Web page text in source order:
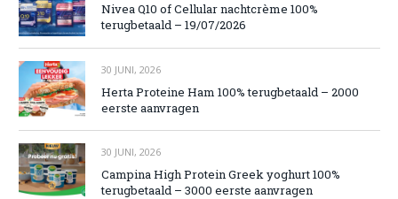
Nivea Q10 of Cellular nachtcrème 100%
terugbetaald – 19/07/2026
30 JUNI, 2026
Herta Proteine Ham 100% terugbetaald – 2000
eerste aanvragen
30 JUNI, 2026
Campina High Protein Greek yoghurt 100%
terugbetaald – 3000 eerste aanvragen